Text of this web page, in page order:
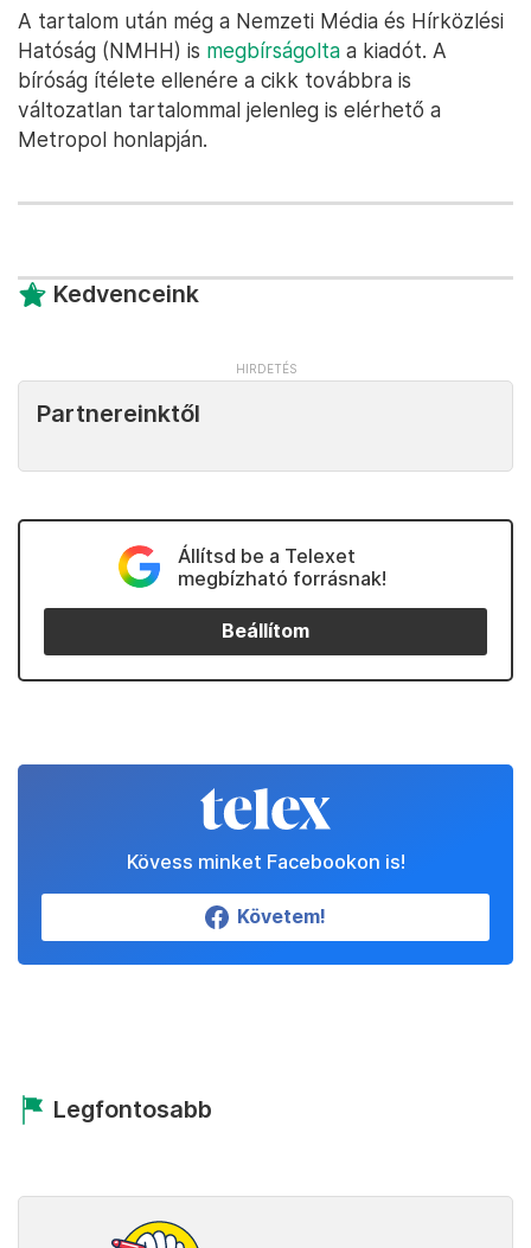
A tartalom után még a Nemzeti Média és Hírközlési
Hatóság (NMHH) is megbírságolta a kiadót. A
bíróság ítélete ellenére a cikk továbbra is
változatlan tartalommal jelenleg is elérhető a
Metropol honlapján.
Kedvenceink
Partnereinktől
Állítsd be a Telexet
megbízható forrásnak!
Beállítom
Kövess minket Facebookon is!
Követem!
Legfontosabb